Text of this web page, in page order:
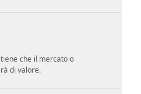
che il mercato o
di valore.